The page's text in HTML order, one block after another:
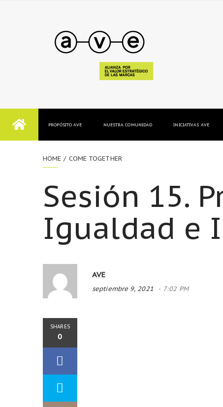
PROPÓSITO AVE NUESTRA COMUNIDAD INICIATIVAS AVE
HOME COME TOGETHER
Sesión 15.
Igualdad e
AVE
septiembre 9, 2021 7:02 PM
SHARES
0